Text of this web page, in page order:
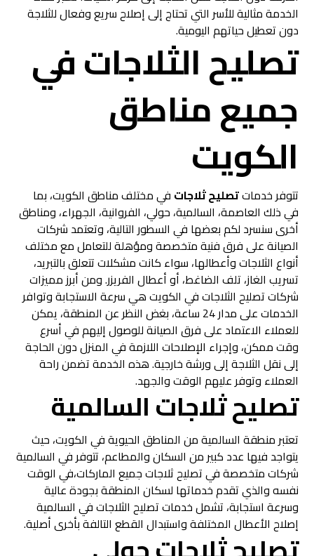
الخدمة مثالية للأسر التي تحتاج إلى إصلاح سريع وفعال للثلاجة
دون تعطيل حياتهم اليومية.
تصليح الثلاجات في
جميع مناطق
الكويت
تتوفر خدماتتصليح ثلاجات في مختلف مناطق الكويت، بما
في ذلك العاصمة، السالمية، حولي، الفروانية، الجهراء، ومناطق
أخرى سنسرد لكم بعضها في السطور التالية، وتعتمد شركات
الصيانة على فرق فنية متخصصة ومؤهلة للتعامل مع مختلف
أنواع الثلاجات وأعطالها، سواء كانت مشكلات تتعلق بالتبريد،
تسريب الغاز، تلف الضاغط، أو أعطال الفريزر. ومن أبرز مميزات
شركات تصليح الثلاجات في الكويت هي سرعة الاستجابة وتوافر
الخدمات على مدار 24 ساعة، بغض النظر عن المنطقة، يمكن
للعملاء الاعتماد على فرق الصيانة للوصول إليهم في أسرع
وقت ممكن، وإجراء الإصلاحات اللازمة في المنزل دون الحاجة
إلى نقل الثلاجة إلى ورشة خارجية. هذه الخدمة تضمن راحة
العملاء وتوفر عليهم الوقت والجهد.
تصليح ثلاجات السالمية
تعتبر منطقة السالمية من المناطق الحيوية في الكويت، حيث
يتواجد فيها عدد كبير من السكان والمطاعم، تتوفر في السالمية
شركات متخصصة في تصليح ثلاجات جميع الماركات،في الوقت
نفسه والذي تقدم خدماتها لسكان المنطقة بجودة عالية
وسرعة استجابة، تشمل خدمات تصليح الثلاجات في السالمية
إصلاح الأعطال المختلفة واستبدال القطع التالفة بأخرى أصلية.